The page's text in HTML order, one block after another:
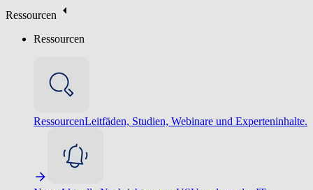
Ressourcen
Ressourcen
RessourcenLeitfäden, Studien, Webinare und Experteninhalte.